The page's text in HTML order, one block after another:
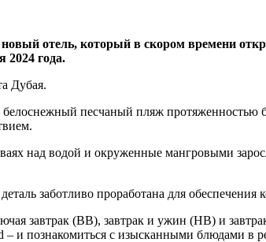
отель, который в скором времени
2024 года.
Дубая.
белоснежный песчаный пляж
над водой и окруженные мангровыми
заботливо проработана для обеспечения
завтрак (ВВ), завтрак и ужин (HB) и
– и познакомиться с изысканными блюдами в